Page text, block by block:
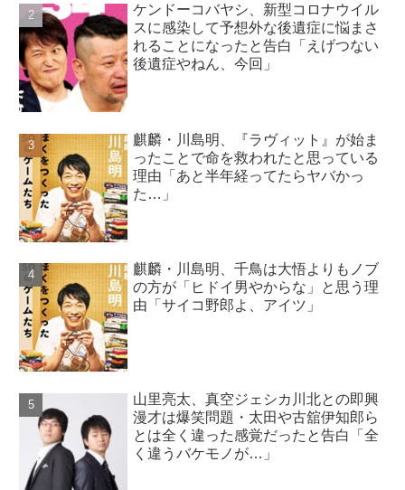
ケンドーコバヤシ、新型コロナウイル
スに感染して予想外な後遺症に悩まさ
れることになったと告白「えげつない
後遺症やねん、今回」
麒麟・川島明、『ラヴィット』が始ま
ったことで命を救われたと思っている
理由「あと半年経ってたらヤバかっ
た…」
麒麟・川島明、千鳥は大悟よりもノブ
の方が「ヒドイ男やからな」と思う理
由「サイコ野郎よ、アイツ」
山里亮太、真空ジェシカ川北との即興
漫才は爆笑問題・太田や古舘伊知郎ら
とは全く違った感覚だったと告白「全
く違うバケモノが…」